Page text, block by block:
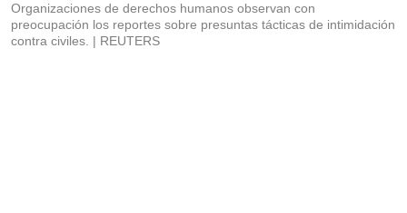
Organizaciones de derechos humanos observan con
preocupación los reportes sobre presuntas tácticas de intimidación
contra civiles.
REUTERS